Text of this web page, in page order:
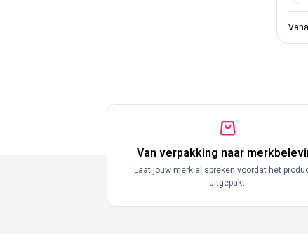
Van verpakking naar
Laat jouw merk al spreken voordat het
uitgepakt.